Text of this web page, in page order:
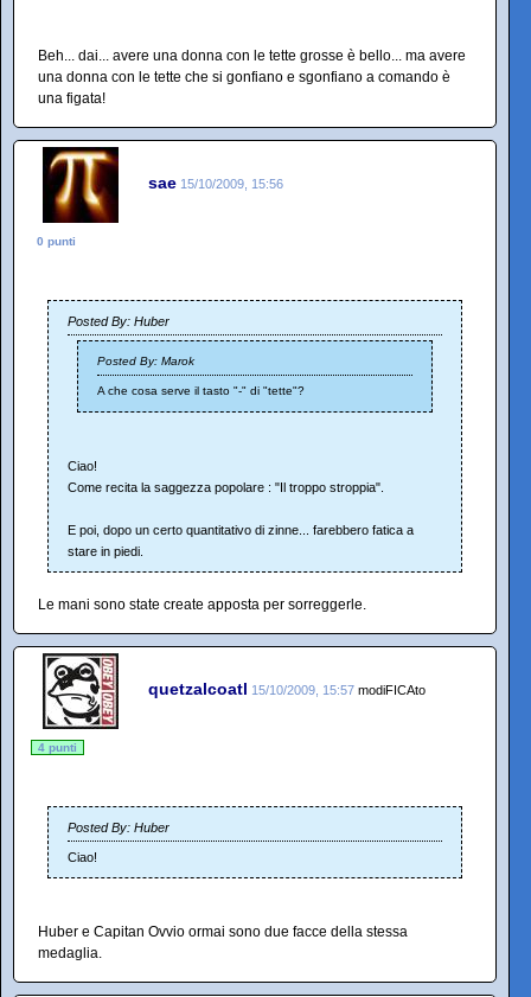
Beh... dai... avere una donna con le tette grosse è bello... ma avere
una donna con le tette che si gonfiano e sgonfiano a comando è
una figata!
sae 15/10/2009, 15:56
0 punti
Posted By: Huber
Posted By: Marok
A che cosa serve il tasto "-" di "tette"?
Ciao!
Come recita la saggezza popolare : "Il troppo stroppia".
E poi, dopo un certo quantitativo di zinne... farebbero fatica a
stare in piedi.
Le mani sono state create apposta per sorreggerle.
quetzalcoatl 15/10/2009, 15:57 modiFICAto
4 punti
Posted By: Huber
Ciao!
Huber e Capitan Ovvio ormai sono due facce della stessa
medaglia.